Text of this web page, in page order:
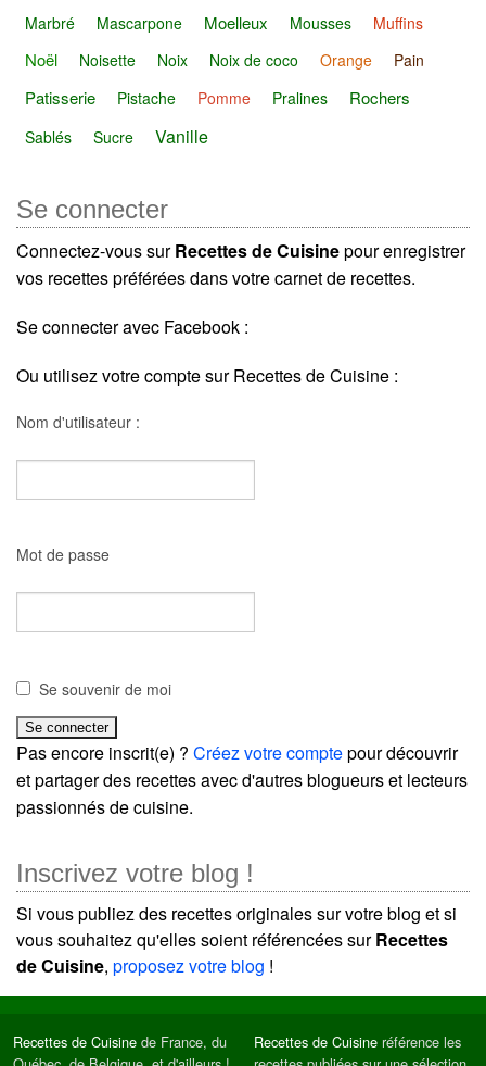
Marbré
Mascarpone Moelleux Mousses Muffins
Noël Noisette Noix Noix de coco Orange Pain
Patisserie Pistache Pomme Pralines Rochers
Sablés Sucre Vanille
Se connecter
Connectez-vous surRecettes de Cuisinepour enregistrer
vos recettes préférées dans votre carnet de recettes.
Se connecter avec Facebook :
Ou utilisez votre compte sur Recettes de Cuisine :
Nom d'utilisateur :
Mot de passe
Se souvenir de moi
Pas encore inscrit(e) ? Créez votre comptepour découvrir
et partager des recettes avec d'autres blogueurs et lecteurs
passionnés de cuisine.
Inscrivez votre blog !
Si vous publiez des recettes originales sur votre blog et si
vous souhaitez qu'elles soient référencées surRecettes
de Cuisine, proposez votre blog !
Recettes de Cuisine de France, du
Recettes de Cuisine référence les